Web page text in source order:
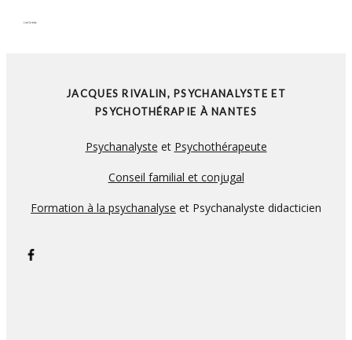
Lire l'article
JACQUES RIVALIN, PSYCHANALYSTE ET
PSYCHOTHÉRAPIE À NANTES
Psychanalyste et Psychothérapeute
Conseil familial et conjugal
Formation à la psychanalyse et Psychanalyste didacticien